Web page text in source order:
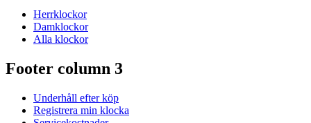
Herrklockor
Damklockor
Alla klockor
Footer column 3
Underhåll efter köp
Registrera min klocka